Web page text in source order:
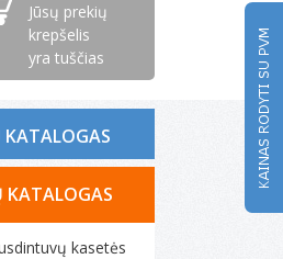
Jūsų prekių
krepšelis
yra tuščias
KATALOGAS
pildymas
remontas
KATALOGAS
kasetės